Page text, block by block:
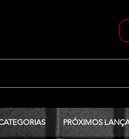
PRÓXIMOS